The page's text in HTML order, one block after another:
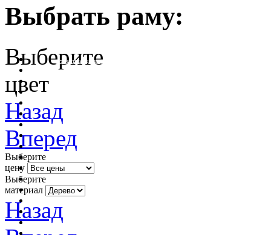
Выбрать раму:
очистить фильтр цвета
Выберите
цвет
Назад
Вперед
Выберите
цену
Выберите
материал
Назад